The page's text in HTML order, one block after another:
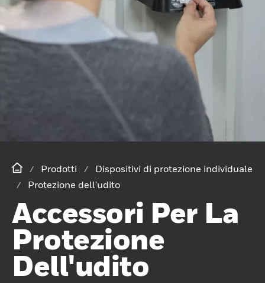
Prodotti
Dispositivi di protezione individuale
Protezione dell'udito
Accessori Per La
Protezione
Dell'udito